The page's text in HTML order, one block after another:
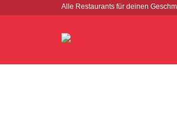
Alle Restaurants für deinen